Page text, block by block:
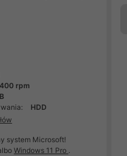
rpm
HDD
system Microsoft!
Windows 11 Pro .